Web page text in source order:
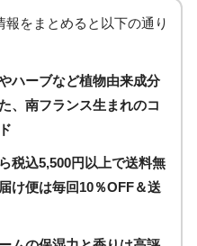
報をまとめると以下の通り
ハーブなど植物由来成分
、南フランス生まれのコ
税込5,500円以上で送料無
け便は毎回10％OFF＆送